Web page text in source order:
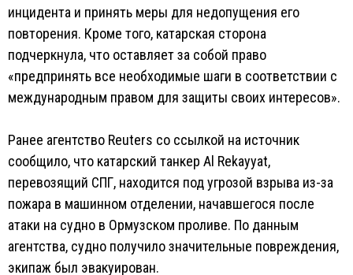
инцидента и принять меры для недопущения его
повторения. Кроме того, катарская сторона
подчеркнула, что оставляет за собой право
«предпринять все необходимые шаги в соответствии с
международным правом для защиты своих интересов».
Ранее агентство Reuters со ссылкой на источник
сообщило, что катарский танкер Al Rekayyat,
перевозящий СПГ, находится под угрозой взрыва из-за
пожара в машинном отделении, начавшегося после
атаки на судно в Ормузском проливе. По данным
агентства, судно получило значительные повреждения,
экипаж был эвакуирован.